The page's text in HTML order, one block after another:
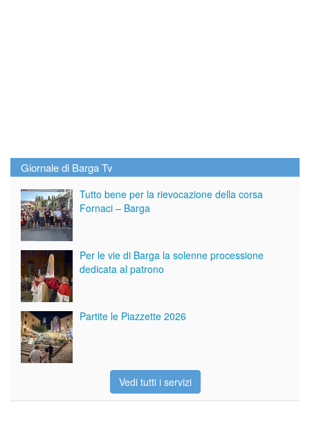
Giornale di Barga Tv
Tutto bene per la rievocazione della corsa
Fornaci – Barga
Per le vie di Barga la solenne processione
dedicata al patrono
Partite le Piazzette 2026
Vedi tutti i servizi